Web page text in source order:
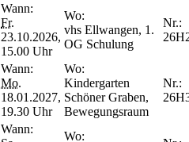
Wann:
Fr.
23.10.2026,
15.00 Uhr
Wo:
vhs Ellwangen, 1.
OG Schulung
Nr.:
Wann:
Mo.
18.01.2027,
19.30 Uhr
Wo:
Kindergarten
Schöner Graben,
Bewegungsraum
Nr.:
Wann:
Wo: